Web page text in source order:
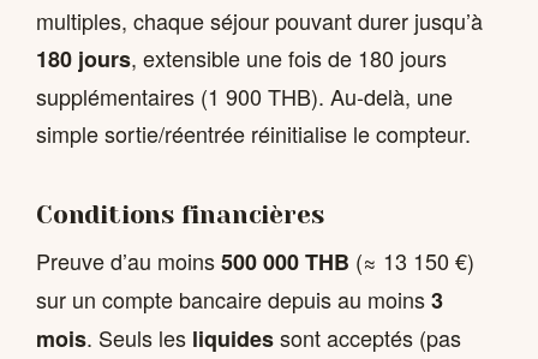
multiples, chaque séjour pouvant durer jusqu’à
180 jours, extensible une fois de 180 jours
supplémentaires (1 900 THB). Au-delà, une
simple sortie/réentrée réinitialise le compteur.
Conditions financières
Preuve d’au moins500 000 THB (≈ 13 150 €)
sur un compte bancaire depuis au moins3
mois. Seuls les liquidessont acceptés (pas